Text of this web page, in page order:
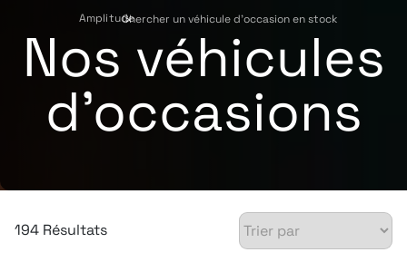
Amplitude
›
Chercher un véhicule d'occasion en stock
Nos véhicules
d'occasions
194 Résultats